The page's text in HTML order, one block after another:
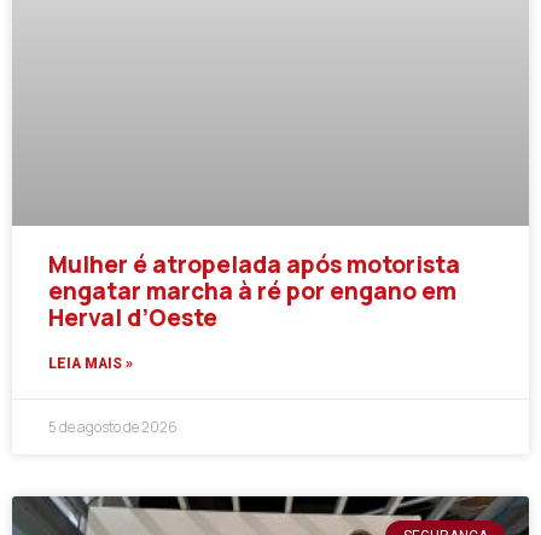
Mulher é atropelada após motorista
engatar marcha à ré por engano em
Herval d’Oeste
LEIA MAIS »
5 de agosto de 2026